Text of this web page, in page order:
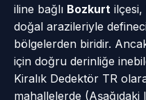
iline bağlı Bozkurt ilçesi,
doğal arazileriyle
bölgelerden biridir.
için doğru derinliğe
Kiralık Dedektör TR
mahallelerde (Aşağıdaki